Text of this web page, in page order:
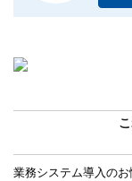
業務システム導入の